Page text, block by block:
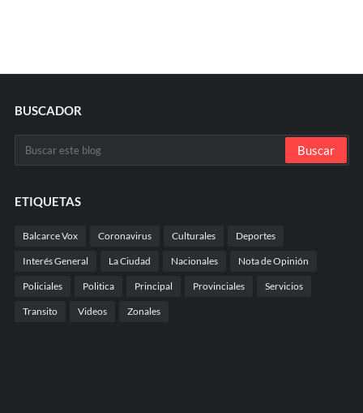
BUSCADOR
ETIQUETAS
Balcarce Vox Coronavirus Culturales Deportes
Interés General La Ciudad Nacionales Nota de Opinión
Policiales Politica Principal Provinciales Servicios
Transito Videos Zonales